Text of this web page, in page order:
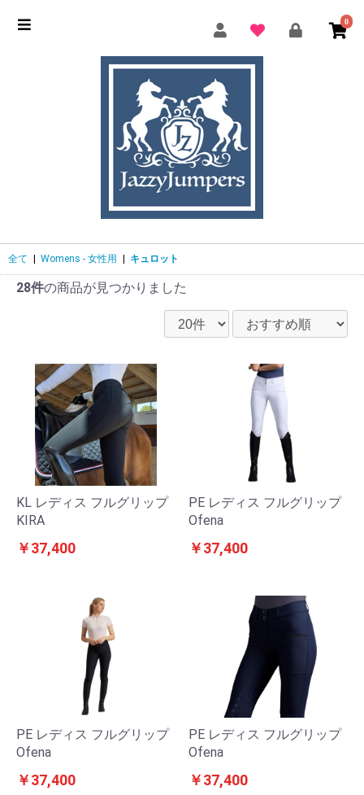
0
全て Womens - 女性用 キュロット
28件の商品が見つかりました
KL レディス フルグリップ
KIRA
￥37,400
PE レディス フルグリップ
Ofena
￥37,400
PE レディス フルグリップ
Ofena
￥37,400
PE レディス フルグリップ
Ofena
￥37,400